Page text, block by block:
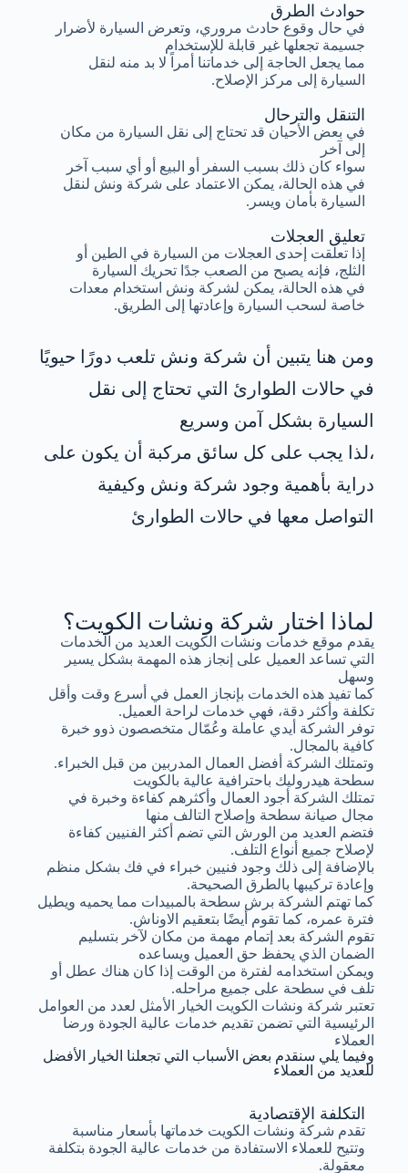
تعليق العجلات
إذا تعلقت إحدى العجلات من السيارة في الطين أو
الثلج، فإنه يصبح من الصعب جدًا تحريك السيارة
في هذه الحالة، يمكن لشركة ونش استخدام معدات
خاصة لسحب السيارة وإعادتها إلى الطريق.
التنقل والترحال
في بعض الأحيان قد تحتاج إلى نقل السيارة من مكان
إلى آخر
سواء كان ذلك بسبب السفر أو البيع أو أي سبب آخر
في هذه الحالة، يمكن الاعتماد على شركة ونش لنقل
السيارة بأمان ويسر.
حوادث الطرق
في حال وقوع حادث مروري، وتعرض السيارة لأضرار
جسيمة تجعلها غير قابلة للإستخدام
مما يجعل الحاجة إلى خدماتنا أمراً لا بد منه لنقل
السيارة إلى مركز الإصلاح.
ومن هنا يتبين أن شركة ونش تلعب دورًا حيويًا
في حالات الطوارئ التي تحتاج إلى نقل
السيارة بشكل آمن وسريع
،لذا يجب على كل سائق مركبة أن يكون على
دراية بأهمية وجود شركة ونش وكيفية
التواصل معها في حالات الطوارئ
لماذا اختار شركة ونشات الكويت؟
يقدم موقع خدمات ونشات الكويت العديد من الخدمات
التي تساعد العميل على إنجاز هذه المهمة بشكل يسير
وسهل
كما تفيد هذه الخدمات بإنجاز العمل في أسرع وقت وأقل
تكلفة وأكثر دقة، فهي خدمات لراحة العميل.
توفر الشركة أيدي عاملة وعُمّال متخصصون ذوو خبرة
كافية بالمجال.
وتمتلك الشركة أفضل العمال المدربين من قبل الخبراء.
سطحة هيدروليك باحترافية عالية بالكويت
تمتلك الشركة أجود العمال وأكثرهم كفاءة وخبرة في
مجال صيانة سطحة وإصلاح التالف منها
فتضم العديد من الورش التي تضم أكثر الفنيين كفاءة
لإصلاح جميع أنواع التلف.
بالإضافة إلى ذلك وجود فنيين خبراء في فك بشكل منظم
وإعادة تركيبها بالطرق الصحيحة.
كما تهتم الشركة برش سطحة بالمبيدات مما يحميه ويطيل
فترة عمره، كما تقوم أيضًا بتعقيم الاوناش.
تقوم الشركة بعد إتمام مهمة من مكان لآخر بتسليم
الضمان الذي يحفظ حق العميل ويساعده
ويمكن استخدامه لفترة من الوقت إذا كان هناك عطل أو
تلف في سطحة على جميع مراحله.
تعتبر شركة ونشات الكويت الخيار الأمثل لعدد من العوامل
الرئيسية التي تضمن تقديم خدمات عالية الجودة ورضا
العملاء
وفيما يلي سنقدم بعض الأسباب التي تجعلنا الخيار الأفضل
للعديد من العملاء
التكلفة الإقتصادية
تقدم شركة ونشات الكويت خدماتها بأسعار مناسبة
وتتيح للعملاء الاستفادة من خدمات عالية الجودة بتكلفة
معقولة.